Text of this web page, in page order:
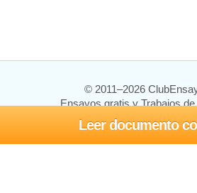
Leer documento
© 2011–2026
Ensayos gratis y Trabajos